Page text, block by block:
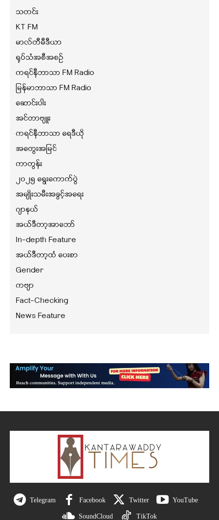
သတင်း
KT FM
မာလ်တီမီဒီယာ
ရုပ်သံအစီအစဉ်
ကရင်နီဘာသာ FM Radio
မြန်မာဘာသာ FM Radio
ဆောင်းပါး
အင်တာဗျူး
ကရင်နီဘာသာ ရေဒီယို
အတွေးအမြင်
ကာတွန်း
၂၀၂၅ ရွေးကောက်ပွဲ
အမျိုးသမီးအခွင့်အရေး
ဂျာနယ်
အယ်ဒီတာ့အာဘော်
In-depth Feature
အယ်ဒီတာ့ထံ ပေးစာ
Gender
ကဗျာ
Fact-Checking
News Feature
Telegram Facebook Twitter YouTube
SoundCloud TikTok